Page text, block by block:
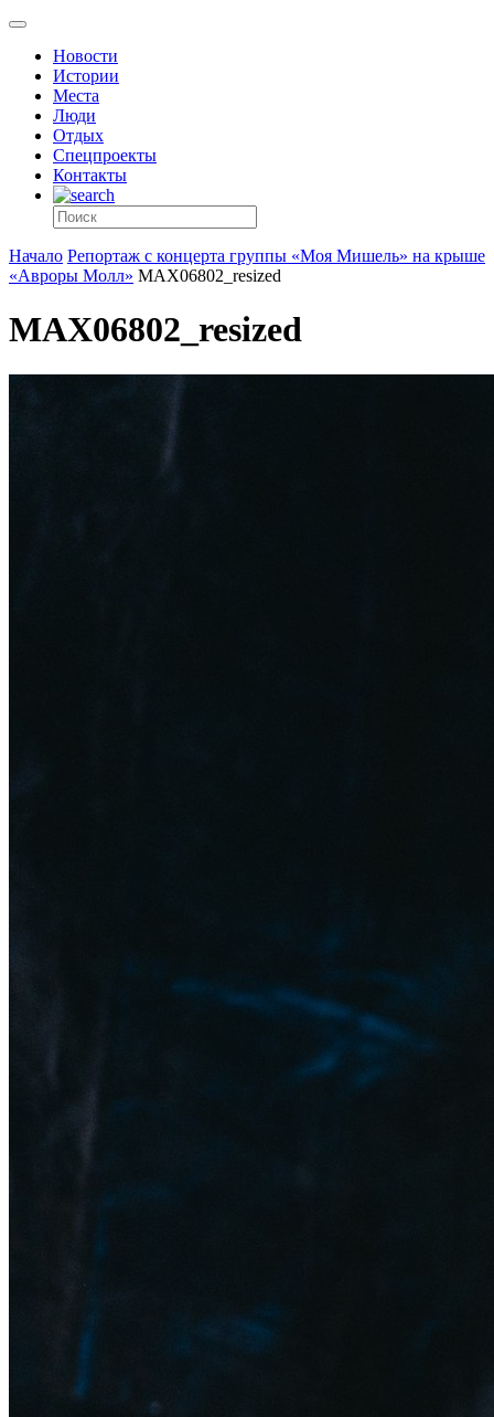
Новости
Истории
Места
Люди
Отдых
Спецпроекты
Контакты
Начало Репортаж с концерта группы «Моя Мишель» на крыше
«Авроры Молл» MAX06802_resized
MAX06802_resized